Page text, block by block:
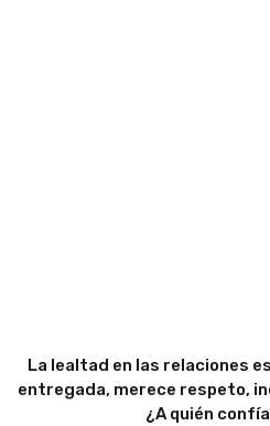
La lealtad en las relaciones
entregada, merece respeto,
¿A quién